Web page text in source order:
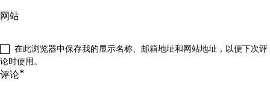
评论*
网站
在此浏览器中保存我的显示名称、邮箱地址和网站地址，以便下次评
论时使用。